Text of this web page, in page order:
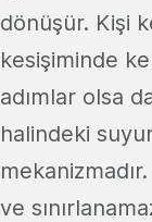
dönüşür. Kişi
kesişiminde
adımlar olsa
halindeki
ve